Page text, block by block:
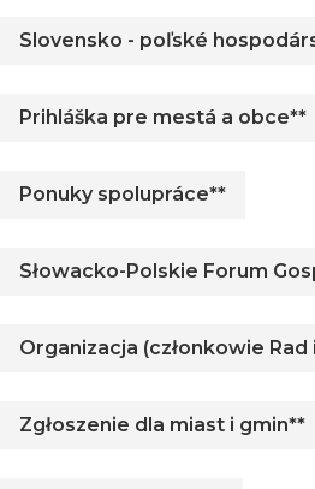
Slovensko - poľské
Prihláška pre mestá a obce**
Ponuky spolupráce**
Słowacko-Polskie Forum
Organizacja (członkowie Rad
Zgłoszenie dla miast i gmin**